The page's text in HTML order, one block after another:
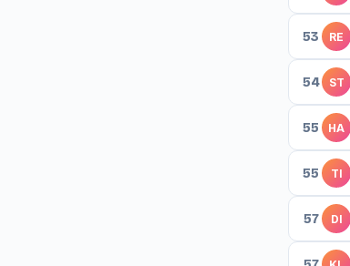
53 RE
54 ST
55 HA
55 TI
57 DI